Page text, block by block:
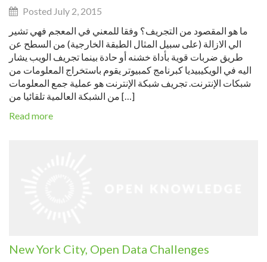
Posted July 2, 2015
ما هو المقصود من التجريف؟ وفقا للمعني في المعجم فهي تشير
الي الازالة (على سبيل المثال الطبقة الخارجية) من السطح عن
طريق ضربات قوية بأداة خشنه أو حادة بينما تجريف الويب يشار
اليه في الويكيبيديا كبرنامج كمبيوتر يقوم باستخراج المعلومات من
شبكات الإنترنت. تجريف شبكة الإنترنت هو عملية جمع المعلومات
من الشبكة العالمية تلقائيا من […]
Read more
New York City, Open Data Challenges